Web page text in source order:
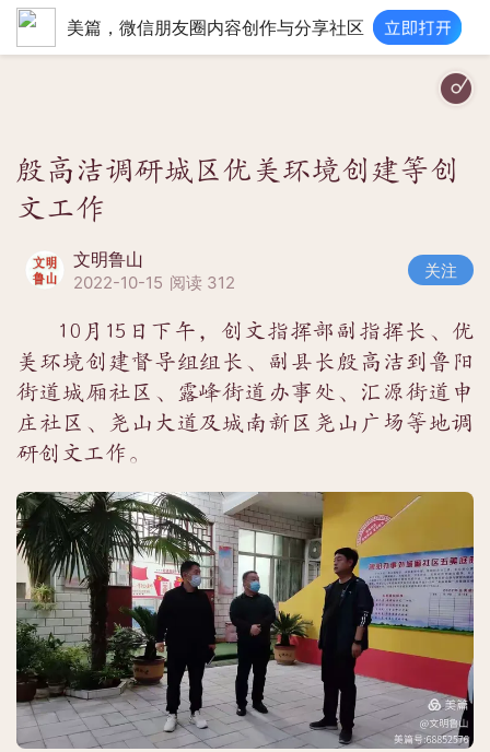
美篇，微信朋友圈内容创作与分享社区
殷高洁调研城区优美环境创建等创
文工作
文明鲁山
2022-10-15 阅读 312
关注
10月15日下午，创文指挥部副指挥长、优
美环境创建督导组组长、副县长殷高洁到鲁阳
街道城厢社区、露峰街道办事处、汇源街道申
庄社区、尧山大道及城南新区尧山广场等地调
研创文工作。